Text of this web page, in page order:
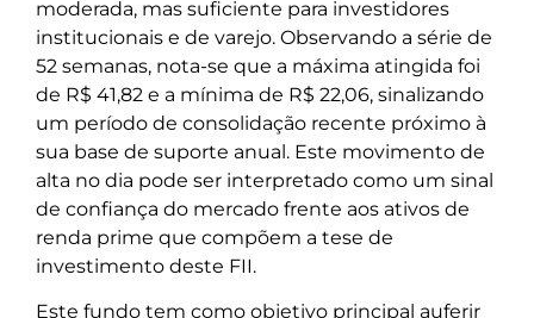
moderada, mas suficiente para investidores
institucionais e de varejo. Observando a série de
52 semanas, nota-se que a máxima atingida foi
de R$ 41,82 e a mínima de R$ 22,06, sinalizando
um período de consolidação recente próximo à
sua base de suporte anual. Este movimento de
alta no dia pode ser interpretado como um sinal
de confiança do mercado frente aos ativos de
renda prime que compõem a tese de
investimento deste FII.
Este fundo tem como objetivo principal auferir